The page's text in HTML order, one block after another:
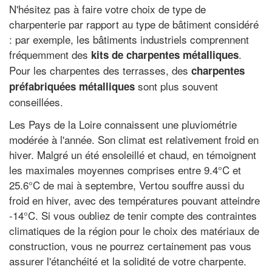
N'hésitez pas à faire votre choix de type de
charpenterie par rapport au type de bâtiment considéré
: par exemple, les bâtiments industriels comprennent
fréquemment des kits de charpentes métalliques.
Pour les charpentes des terrasses, des charpentes
préfabriquées métalliques sont plus souvent
conseillées.
Les Pays de la Loire connaissent une pluviométrie
modérée à l'année. Son climat est relativement froid en
hiver. Malgré un été ensoleillé et chaud, en témoignent
les maximales moyennes comprises entre 9.4°C et
25.6°C de mai à septembre, Vertou souffre aussi du
froid en hiver, avec des températures pouvant atteindre
-14°C. Si vous oubliez de tenir compte des contraintes
climatiques de la région pour le choix des matériaux de
construction, vous ne pourrez certainement pas vous
assurer l'étanchéité et la solidité de votre charpente.